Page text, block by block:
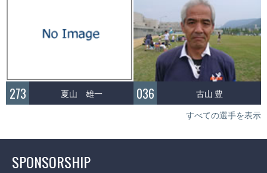
273 夏山 雄一 036 古山 豊
すべての選手を表示
SPONSORSHIP